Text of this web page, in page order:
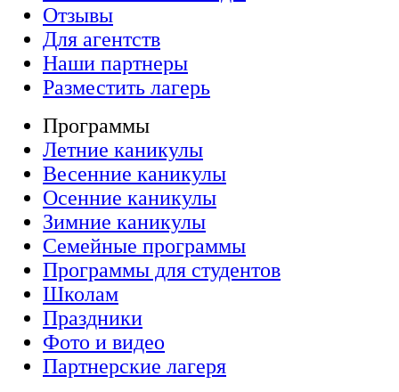
Отзывы
Для агентств
Наши партнеры
Разместить лагерь
Программы
Летние каникулы
Весенние каникулы
Осенние каникулы
Зимние каникулы
Семейные программы
Программы для студентов
Школам
Праздники
Фото и видео
Партнерские лагеря